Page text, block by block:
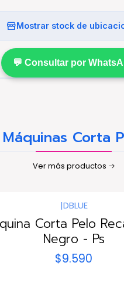
Mostrar stock de
💬 Consultar por
Máquinas Corta
Ver más productos
|DBLUE
Corta Pelo
Negro - Ps
$9.590